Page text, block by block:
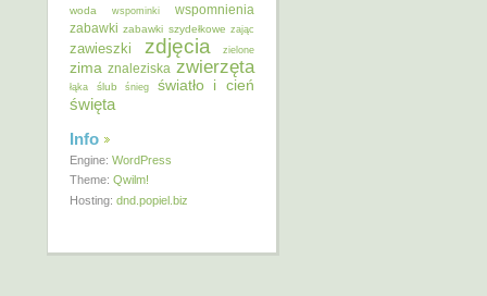
woda wspominki
wspomnienia
zabawki zabawki szydełkowe zając
zawieszki zdjęcia zielone
zima znaleziska zwierzęta
łąka ślub śnieg światło i cień
święta
Info
Engine: WordPress
Theme: Qwilm!
Hosting: dnd.popiel.biz